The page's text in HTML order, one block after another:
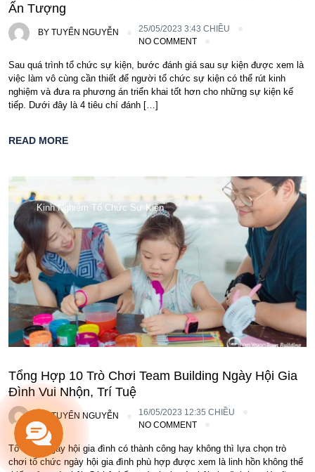
Ấn Tượng
BY TUYỂN NGUYỄN
25/05/2023 3:43 CHIỀU
NO COMMENT
Sau quá trình tổ chức sự kiện, bước đánh giá sau sự kiện được xem là
việc làm vô cùng cần thiết để người tổ chức sự kiện có thể rút kinh
nghiệm và đưa ra phương án triển khai tốt hơn cho những sự kiện kế
tiếp. Dưới đây là 4 tiêu chí đánh […]
READ MORE
Kinh Nghiệm Tổ Chức Sự Kiện
Tổng Hợp 10 Trò Chơi Team Building Ngày Hội Gia
Đình Vui Nhộn, Trí Tuệ
TUYỂN NGUYỄN
16/05/2023 12:35 CHIỀU
NO COMMENT
Tổ chức ngày hội gia đình có thành công hay không thì lựa chọn trò
chơi tổ chức ngày hội gia đình phù hợp được xem là linh hồn không thể